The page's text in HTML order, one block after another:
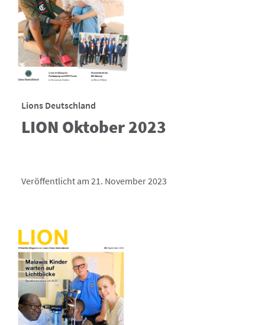
Lions Deutschland
LION Oktober 2023
Veröffentlicht am 21. November 2023